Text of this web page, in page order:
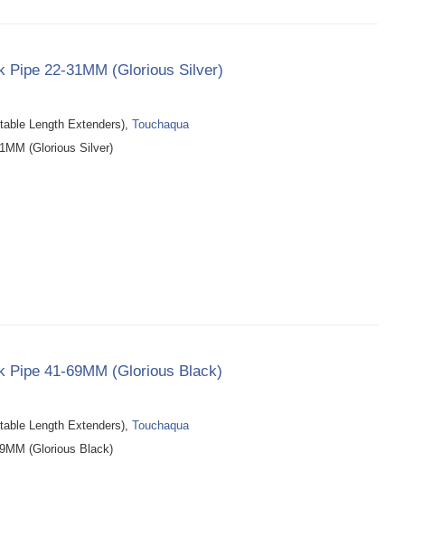
Pipe 22-31MM (Glorious Silver)
Length Extenders),Touchaqua
(Glorious Silver)
Pipe 41-69MM (Glorious Black)
Length Extenders),Touchaqua
(Glorious Black)